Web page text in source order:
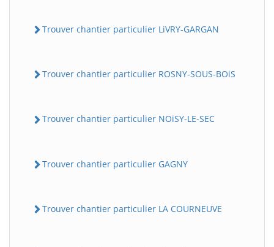
Trouver chantier particulier LiVRY-GARGAN
Trouver chantier particulier ROSNY-SOUS-BOiS
Trouver chantier particulier NOiSY-LE-SEC
Trouver chantier particulier GAGNY
Trouver chantier particulier LA COURNEUVE